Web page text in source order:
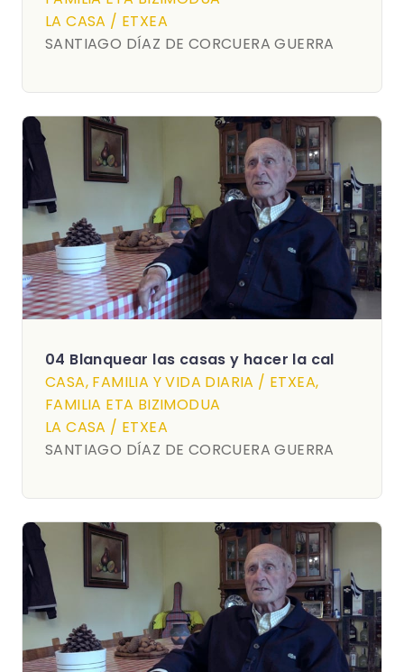
LA CASA / ETXEA
SANTIAGO DÍAZ DE CORCUERA GUERRA
04 Blanquear las casas y hacer la cal
CASA, FAMILIA Y VIDA DIARIA / ETXEA,
FAMILIA ETA BIZIMODUA
LA CASA / ETXEA
SANTIAGO DÍAZ DE CORCUERA GUERRA